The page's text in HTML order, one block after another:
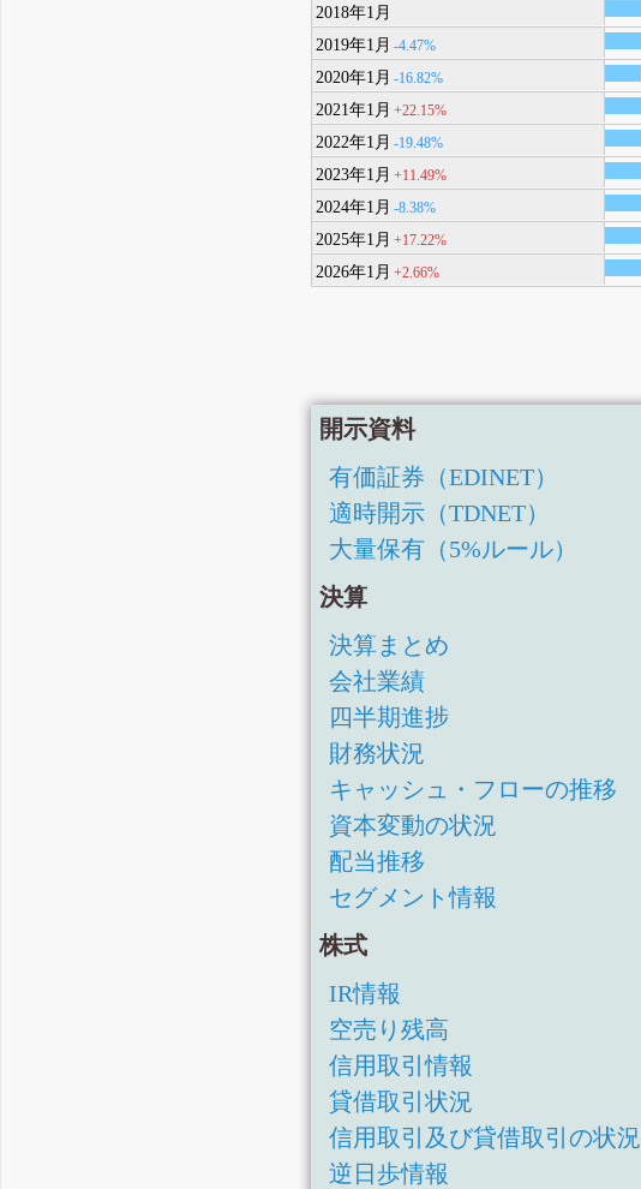
2018年1月
2019年1月 -4.47%
2020年1月 -16.82%
2021年1月 +22.15%
2022年1月 -19.48%
2023年1月 +11.49%
2024年1月 -8.38%
2025年1月 +17.22%
2026年1月 +2.66%
開示資料
有価証券（EDINET）
適時開示（TDNET）
大量保有（5%ルール）
決算
決算まとめ
会社業績
四半期進捗
財務状況
キャッシュ・フローの推移
資本変動の状況
配当推移
セグメント情報
株式
IR情報
空売り残高
信用取引情報
貸借取引状況
信用取引及び貸借取引の状況
逆日歩情報